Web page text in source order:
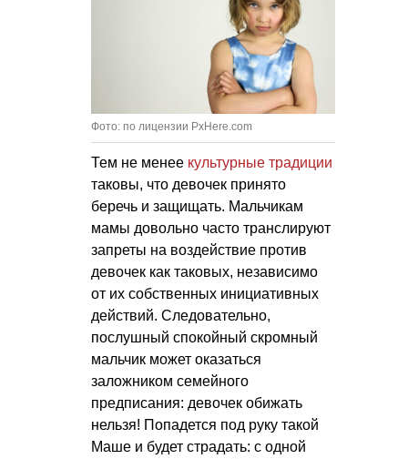
Фото: по лицензии PxHere.com
Тем не менее культурные традиции
таковы, что девочек принято
беречь и защищать. Мальчикам
мамы довольно часто транслируют
запреты на воздействие против
девочек как таковых, независимо
от их собственных инициативных
действий. Следовательно,
послушный спокойный скромный
мальчик может оказаться
заложником семейного
предписания: девочек обижать
нельзя! Попадется под руку такой
Маше и будет страдать: с одной